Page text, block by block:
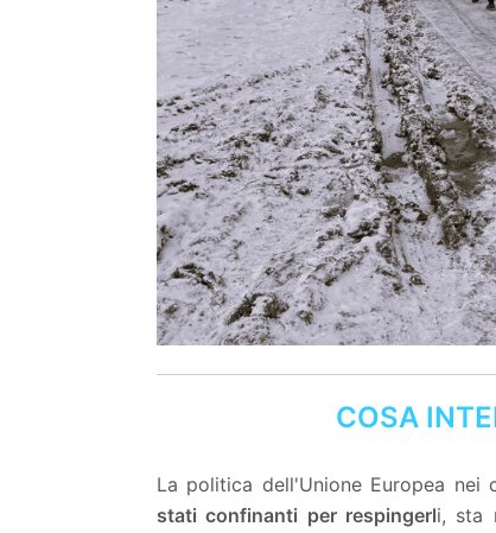
COSA
La politica dell'Unione Europea
stati confinanti per respingerli, sta